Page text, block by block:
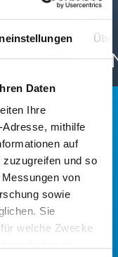
Daten
Ihre
mithilfe
auf
und so
von
sowie
Sie
welche Zwecke